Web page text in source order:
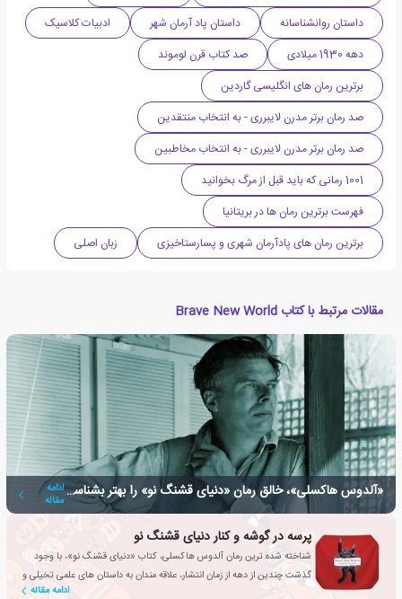
داستان روانشناسانه
داستان پاد آرمان شهر
ادبیات کلاسیک
دهه 1930 میلادی
صد کتاب قرن لوموند
برترین رمان های انگلیسی گاردین
صد رمان برتر مدرن لایبرری - به انتخاب منتقدین
صد رمان برتر مدرن لایبرری - به انتخاب مخاطبین
1001 رمانی که باید قبل از مرگ بخوانید
فهرست برترین رمان ها در بریتانیا
برترین رمان های پادآرمان شهری و پسارستاخیزی
زبان اصلی
مقالات مرتبط با کتاب Brave New World
«آلدوس هاکسلی»، خالق رمان «دنیای قشنگ نو» را بهتر بشناسیمادامه
مقاله
پرسه در گوشه و کنار دنیای قشنگ نو
شناخته شده ترین رمان آلدوس هاکسلی، کتاب «دنیای قشنگ نو»، با وجود
گذشت چندین از دهه از زمان انتشار، علاقه مندان به داستان های علمی تخیلی و
ادامه مقاله